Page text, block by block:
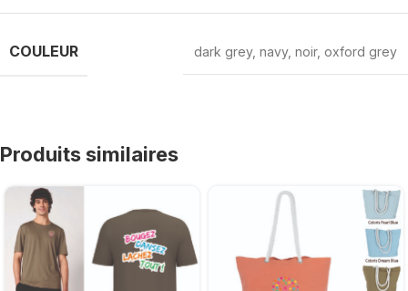
COULEUR dark grey, navy, noir, oxford grey
Produits similaires